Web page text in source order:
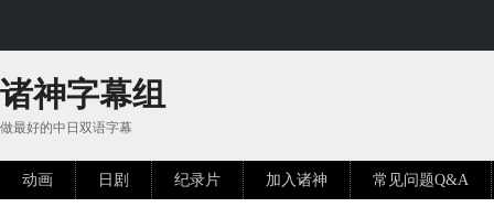
诸神字幕组
做最好的中日双语字幕
动画 日剧 纪录片 加入诸神 常见问题Q&A